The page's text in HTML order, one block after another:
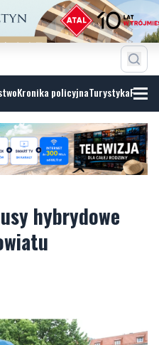
Kronika policyjnaTurystyka
hybrydowe